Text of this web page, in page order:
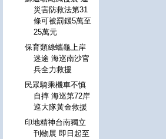
災害防救法第31
條可被罰鍰5萬至
25萬元
保育類綠蠵龜上岸
迷途 海巡南沙官
兵全力救援
民眾騎乘機車不慎
自摔 海巡第72岸
巡大隊黃金救援
印地精神台南獨立
刊物展 即日起至